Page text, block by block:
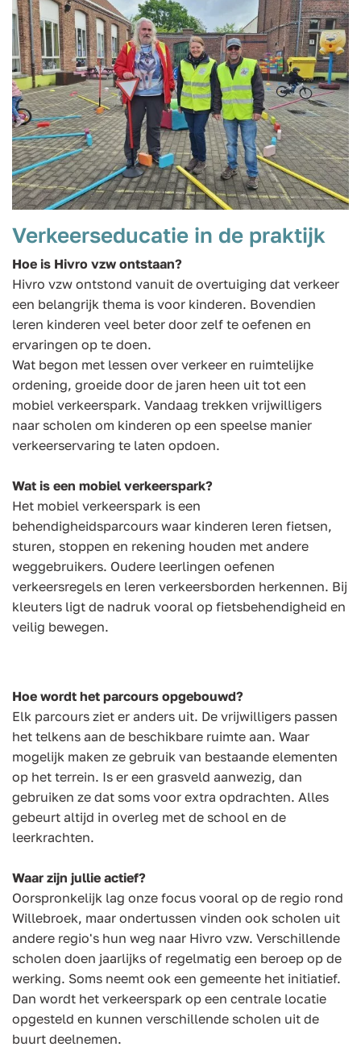
Verkeerseducatie in de praktijk
Hoe is Hivro vzw ontstaan?
Hivro vzw ontstond vanuit de overtuiging dat verkeer
een belangrijk thema is voor kinderen. Bovendien
leren kinderen veel beter door zelf te oefenen en
ervaringen op te doen.
Wat begon met lessen over verkeer en ruimtelijke
ordening, groeide door de jaren heen uit tot een
mobiel verkeerspark. Vandaag trekken vrijwilligers
naar scholen om kinderen op een speelse manier
verkeerservaring te laten opdoen.
Wat is een mobiel verkeerspark?
Het mobiel verkeerspark is een
behendigheidsparcours waar kinderen leren fietsen,
sturen, stoppen en rekening houden met andere
weggebruikers. Oudere leerlingen oefenen
verkeersregels en leren verkeersborden herkennen. Bij
kleuters ligt de nadruk vooral op fietsbehendigheid en
veilig bewegen.
Hoe wordt het parcours opgebouwd?
Elk parcours ziet er anders uit. De vrijwilligers passen
het telkens aan de beschikbare ruimte aan. Waar
mogelijk maken ze gebruik van bestaande elementen
op het terrein. Is er een grasveld aanwezig, dan
gebruiken ze dat soms voor extra opdrachten. Alles
gebeurt altijd in overleg met de school en de
leerkrachten.
Waar zijn jullie actief?
Oorspronkelijk lag onze focus vooral op de regio rond
Willebroek, maar ondertussen vinden ook scholen uit
andere regio's hun weg naar Hivro vzw. Verschillende
scholen doen jaarlijks of regelmatig een beroep op de
werking. Soms neemt ook een gemeente het initiatief.
Dan wordt het verkeerspark op een centrale locatie
opgesteld en kunnen verschillende scholen uit de
buurt deelnemen.